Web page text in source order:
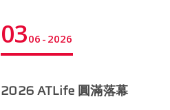
0306 2026
2026 ATLife 圓滿落幕